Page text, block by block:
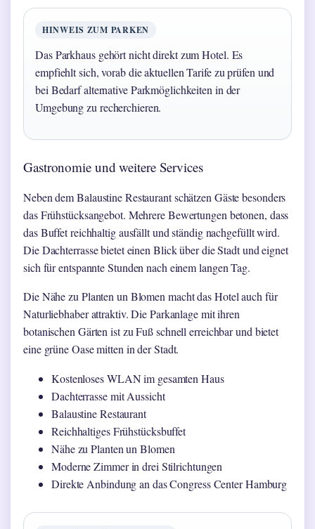
HINWEIS ZUM PARKEN
Das Parkhaus gehört nicht direkt zum Hotel. Es
empfiehlt sich, vorab die aktuellen Tarife zu prüfen und
bei Bedarf alternative Parkmöglichkeiten in der
Umgebung zu recherchieren.
Gastronomie und weitere Services
Neben dem Balaustine Restaurant schätzen Gäste besonders
das Frühstücksangebot. Mehrere Bewertungen betonen, dass
das Buffet reichhaltig ausfällt und ständig nachgefüllt wird.
Die Dachterrasse bietet einen Blick über die Stadt und eignet
sich für entspannte Stunden nach einem langen Tag.
Die Nähe zu Planten un Blomen macht das Hotel auch für
Naturliebhaber attraktiv. Die Parkanlage mit ihren
botanischen Gärten ist zu Fuß schnell erreichbar und bietet
eine grüne Oase mitten in der Stadt.
Kostenloses WLAN im gesamten Haus
Dachterrasse mit Aussicht
Balaustine Restaurant
Reichhaltiges Frühstücksbuffet
Nähe zu Planten un Blomen
Moderne Zimmer in drei Stilrichtungen
Direkte Anbindung an das Congress Center Hamburg